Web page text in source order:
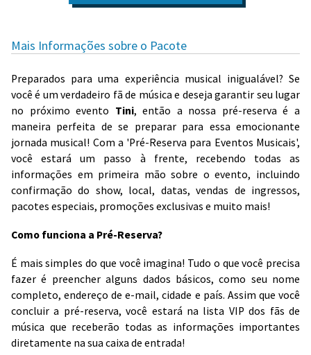
Mais Informações sobre o Pacote
Preparados para uma experiência musical inigualável? Se
você é um verdadeiro fã de música e deseja garantir seu lugar
no próximo evento Tini, então a nossa pré-reserva é a
maneira perfeita de se preparar para essa emocionante
jornada musical! Com a 'Pré-Reserva para Eventos Musicais',
você estará um passo à frente, recebendo todas as
informações em primeira mão sobre o evento, incluindo
confirmação do show, local, datas, vendas de ingressos,
pacotes especiais, promoções exclusivas e muito mais!
Como funciona a Pré-Reserva?
É mais simples do que você imagina! Tudo o que você precisa
fazer é preencher alguns dados básicos, como seu nome
completo, endereço de e-mail, cidade e país. Assim que você
concluir a pré-reserva, você estará na lista VIP dos fãs de
música que receberão todas as informações importantes
diretamente na sua caixa de entrada!